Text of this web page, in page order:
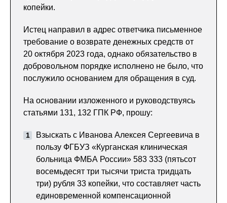
копейки.
Истец направил в адрес ответчика письменное
требование о возврате денежных средств от
20 октября 2023 года, однако обязательство в
добровольном порядке исполнено не было, что
послужило основанием для обращения в суд.
На основании изложенного и руководствуясь
статьями 131, 132 ГПК РФ, прошу:
Взыскать с Иванова Алексея Сергеевича в
пользу ФГБУЗ «Курганская клиническая
больница ФМБА России» 583 333 (пятьсот
восемьдесят три тысячи триста тридцать
три) рубля 33 копейки, что составляет часть
единовременной компенсационной